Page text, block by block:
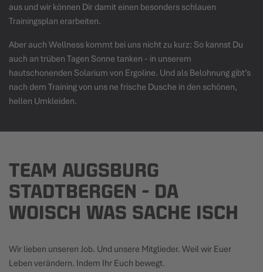
aus und wir können Dir damit einen besonders schlauen
Trainingsplan erarbeiten.
Aber auch Wellness kommt bei uns nicht zu kurz: So kannst Du
auch an trüben Tagen Sonne tanken - in unserem
hautschonenden Solarium von Ergoline. Und als Belohnung gibt’s
nach dem Training von uns ne frische Dusche in den schönen,
hellen Umkleiden.
TEAM AUGSBURG
STADTBERGEN - DA
WOISCH WAS SACHE ISCH
Wir lieben unseren Job. Und unsere Mitglieder. Weil wir Euer
Leben verändern. Indem Ihr Euch bewegt.